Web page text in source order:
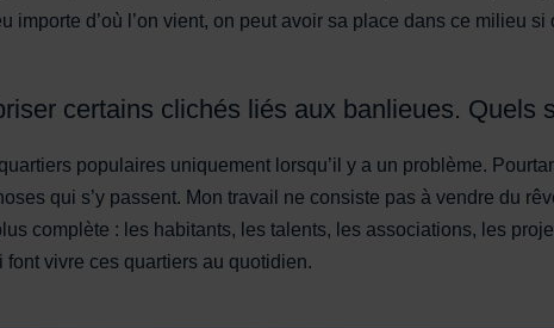
importe d’où l’on vient, on peut avoir sa place dans ce milieu si
certains clichés liés aux banlieues. Quels
populaires uniquement lorsqu’il y a un problème.
qui s’y passent. Mon travail ne consiste pas à vendre du
complète : les habitants, les talents, les associations, les
vivre ces quartiers au quotidien.